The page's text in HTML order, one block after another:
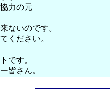
力の元
ないのです。
ください。
です。
皆さん。